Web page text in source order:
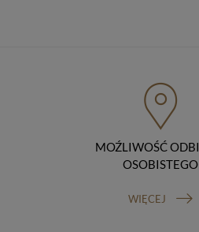
MOŹLIWOŚĆ
OSOBISTEGO
WIĘCEJ